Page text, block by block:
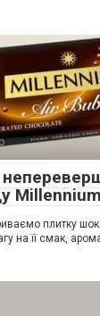
плитку
на її смак,